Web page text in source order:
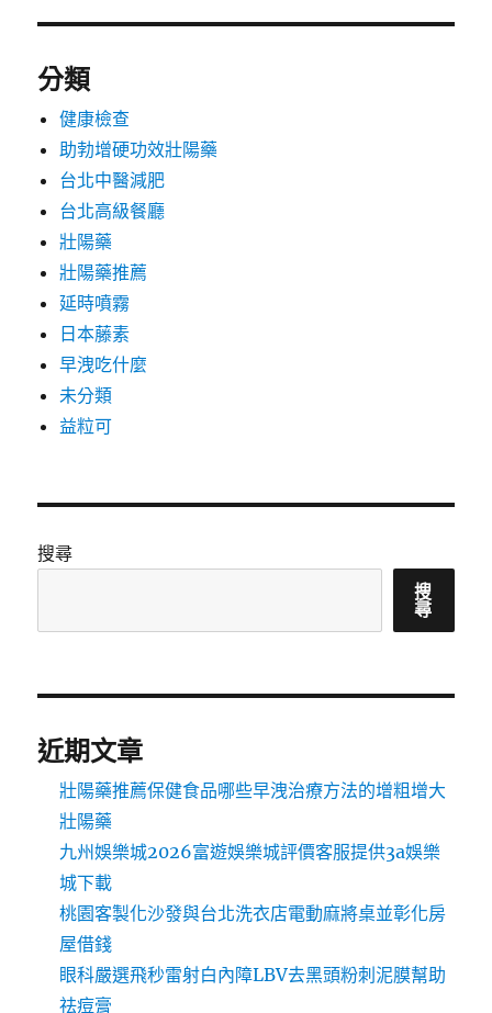
分類
健康檢查
助勃增硬功效壯陽藥
台北中醫減肥
台北高級餐廳
壯陽藥
壯陽藥推薦
延時噴霧
日本藤素
早洩吃什麼
未分類
益粒可
搜尋
搜
尋
近期文章
壯陽藥推薦保健食品哪些早洩治療方法的增粗增大
壯陽藥
九州娛樂城2026富遊娛樂城評價客服提供3a娛樂
城下載
桃園客製化沙發與台北洗衣店電動麻將桌並彰化房
屋借錢
眼科嚴選飛秒雷射白內障LBV去黑頭粉刺泥膜幫助
祛痘膏